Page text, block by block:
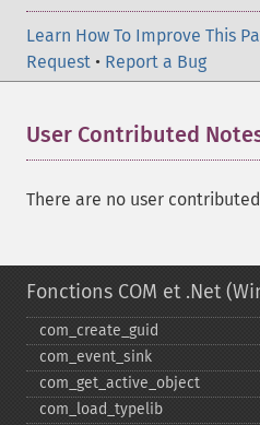
Learn How To Improve This
Request • Report a Bug
User Contributed
There are no user
Fonctions COM et .Net
com_​create_​guid
com_​event_​sink
com_​get_​active_​object
com_​load_​typelib